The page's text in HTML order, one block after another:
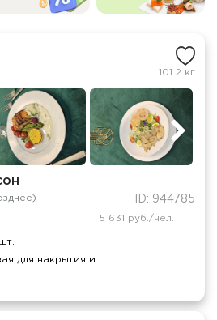
101.2 кг
ID: 944785
для накрытия и
5 631 руб./чел.